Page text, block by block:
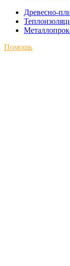
Древесно-
Помощь